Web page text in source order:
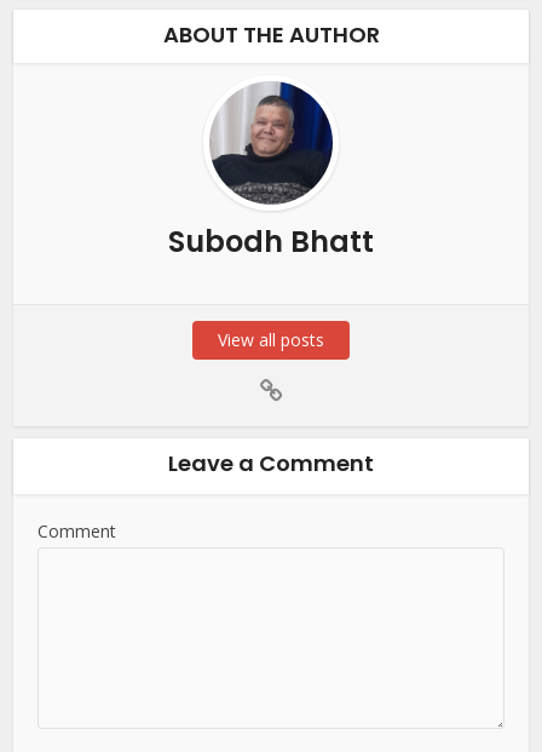
ABOUT THE AUTHOR
Subodh Bhatt
View all posts
Leave a Comment
Comment